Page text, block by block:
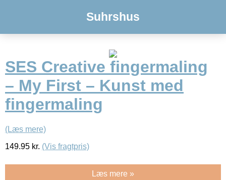
Suhrshus
SES Creative fingermaling
– My First – Kunst med
fingermaling
(Læs mere)
149.95 kr. (Vis fragtpris)
Læs mere »